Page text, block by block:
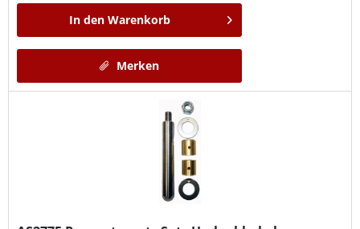
In den Warenkorb
Merken